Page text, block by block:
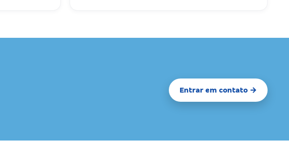
Entrar em contato →